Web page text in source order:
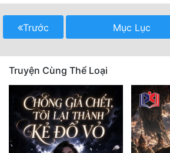
Phong Thủy - Tâm Linh
Phương Tây
Quan Trường
Quân Sự
Sảng Văn
Sắc
Trước Mục Lục
Truyện Cùng Thể Loại